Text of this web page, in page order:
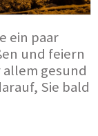
ein paar
und feiern
gesund
Sie bald